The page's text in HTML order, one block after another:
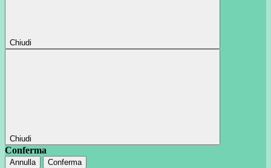
Chiudi
Chiudi
Conferma
Annulla Conferma